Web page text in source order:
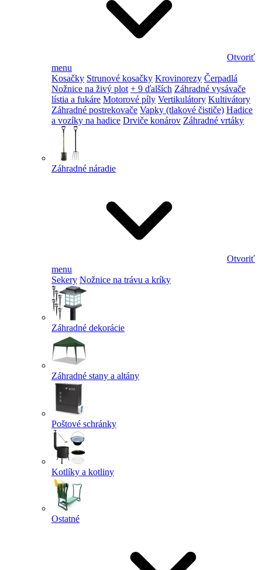
Otvoriť
menu
Kosačky Strunové kosačky Krovinorezy Čerpadlá
Nožnice na živý plot + 9 ďalších Záhradné vysávače
lístia a fukáre Motorové píly Vertikulátory Kultivátory
Záhradné postrekovače Vapky (tlakové čističe) Hadice
a vozíky na hadice Drviče konárov Záhradné vrtáky
Záhradné náradie
Otvoriť
menu
Sekery Nožnice na trávu a kríky
Záhradné dekorácie
Záhradné stany a altány
Poštové schránky
Kotlíky a kotliny
Ostatné